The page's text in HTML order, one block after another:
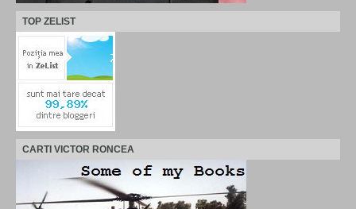
TOP ZELIST
CARTI VICTOR RONCEA